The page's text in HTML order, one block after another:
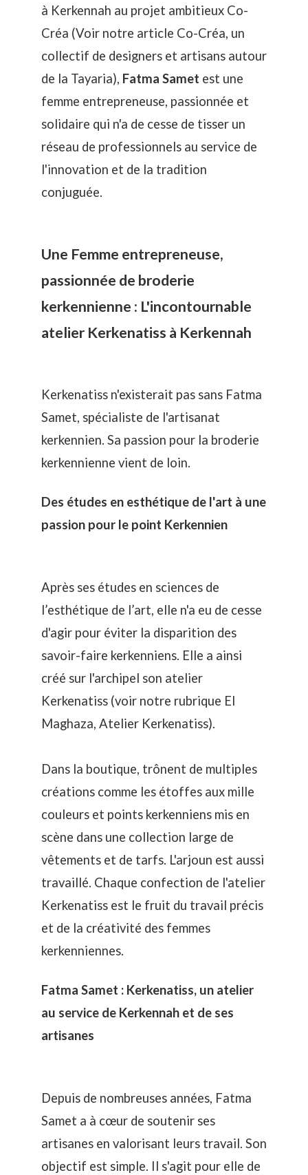
à Kerkennah au projet ambitieux Co-
Créa (Voir notre article Co-Créa, un
collectif de designers et artisans autour
de la Tayaria), Fatma Samet est une
femme entrepreneuse, passionnée et
solidaire qui n'a de cesse de tisser un
réseau de professionnels au service de
l'innovation et de la tradition
conjuguée.
Une Femme entrepreneuse,
passionnée de broderie
kerkennienne : L'incontournable
atelier Kerkenatiss à Kerkennah
Kerkenatiss n'existerait pas sans Fatma
Samet, spécialiste de l'artisanat
kerkennien. Sa passion pour la broderie
kerkennienne vient de loin.
Des études en esthétique de l'art à une
passion pour le point Kerkennien
Après ses études en sciences de
l’esthétique de l’art, elle n'a eu de cesse
d'agir pour éviter la disparition des
savoir-faire kerkenniens. Elle a ainsi
créé sur l'archipel son atelier
Kerkenatiss (voir notre rubrique El
Maghaza, Atelier Kerkenatiss).
Dans la boutique, trônent de multiples
créations comme les étoffes aux mille
couleurs et points kerkenniens mis en
scène dans une collection large de
vêtements et de tarfs. L'arjoun est aussi
travaillé. Chaque confection de l'atelier
Kerkenatiss est le fruit du travail précis
et de la créativité des femmes
kerkenniennes.
Fatma Samet : Kerkenatiss, un atelier
au service de Kerkennah et de ses
artisanes
Depuis de nombreuses années, Fatma
Samet a à cœur de soutenir ses
artisanes en valorisant leurs travail. Son
objectif est simple. Il s'agit pour elle de